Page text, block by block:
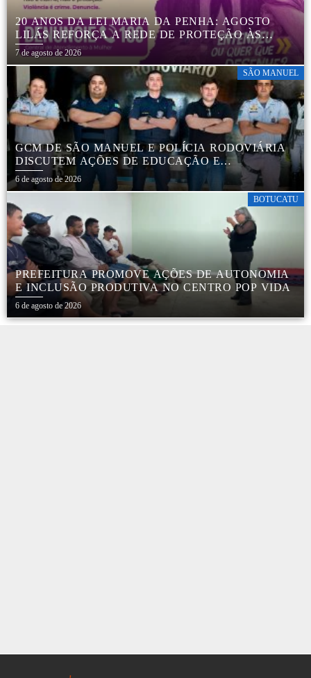
20 ANOS DA LEI MARIA DA PENHA: AGOSTO
LILÁS REFORÇA A REDE DE PROTEÇÃO ÀS
MULHERES EM BOTUCATU
7 de agosto de 2026
SÃO MANUEL
GCM DE SÃO MANUEL E POLÍCIA RODOVIÁRIA
DISCUTEM AÇÕES DE EDUCAÇÃO E
SEGURANÇA NO TRÂNSITO
6 de agosto de 2026
BOTUCATU
PREFEITURA PROMOVE AÇÕES DE AUTONOMIA
E INCLUSÃO PRODUTIVA NO CENTRO POP VIDA
6 de agosto de 2026